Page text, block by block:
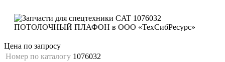
Цена по запросу
Номер по каталогу 1076032